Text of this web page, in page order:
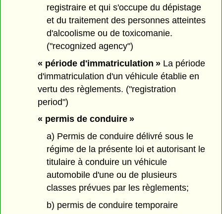
registraire et qui s'occupe du dépistage
et du traitement des personnes atteintes
d'alcoolisme ou de toxicomanie.
("recognized agency")
« période d'immatriculation » La période
d'immatriculation d'un véhicule établie en
vertu des règlements. ("registration
period")
« permis de conduire »
a) Permis de conduire délivré sous le
régime de la présente loi et autorisant le
titulaire à conduire un véhicule
automobile d'une ou de plusieurs
classes prévues par les règlements;
b) permis de conduire temporaire